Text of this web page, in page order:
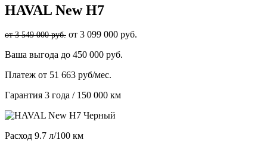
HAVAL New H7
от 3 549 000 руб. от 3 099 000 руб.
Ваша выгода до 450 000 руб.
Платеж от 51 663 руб/мес.
Гарантия 3 года / 150 000 км
Расход 9.7 л/100 км